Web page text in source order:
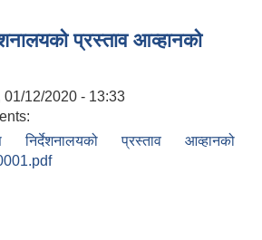
प्रस्ताव आव्हानको
01/12/2020 - 13:33
प्रस्ताव आव्हानको